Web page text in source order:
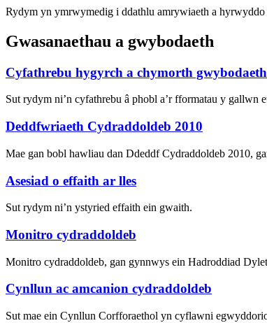
Rydym yn ymrwymedig i ddathlu amrywiaeth a
Gwasanaethau a gwybodaeth
Cyfathrebu hygyrch a chymorth gwybodaeth
Sut rydym ni’n cyfathrebu â phobl a’r fformatau y gallwn
Deddfwriaeth Cydraddoldeb 2010
Mae gan bobl hawliau dan Ddeddf Cydraddoldeb 2010,
Asesiad o effaith ar lles
Sut rydym ni’n ystyried effaith ein gwaith.
Monitro cydraddoldeb
Monitro cydraddoldeb, gan gynnwys ein Hadroddiad
Cynllun ac amcanion cydraddoldeb
Sut mae ein Cynllun Corfforaethol yn cyflawni